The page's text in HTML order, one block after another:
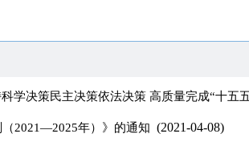
学决策民主决策依法决策 高质量完成“十五
2021—2025年）》的通知 (2021-04-08)